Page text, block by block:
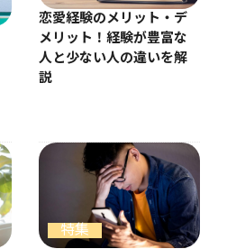
恋愛経験のメリット・デ
メリット！経験が豊富な
人と少ない人の違いを解
説
特集